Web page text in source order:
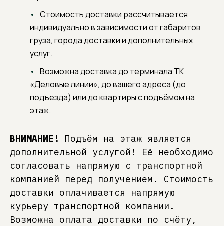
Стоимость доставки рассчитывается
индивидуально в зависимости от габаритов
груза, города доставки и дополнительных
услуг.
Возможна доставка до терминала ТК
«Деловые линии», до вашего адреса (до
подъезда) или до квартиры с подъёмом на
этаж.
ВНИМАНИЕ!
Подъём на этаж является
дополнительной услугой! Её необходимо
согласовать напрямую с транспортной
компанией перед получением. Стоимость
доставки оплачивается напрямую
курьеру транспортной компании.
Возможна оплата доставки по счёту,